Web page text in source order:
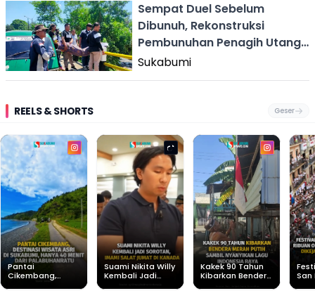
Sempat Duel Sebelum
Dibunuh, Rekonstruksi
Pembunuhan Penagih Utang
di Sukabumi
Sukabumi
REELS & SHORTS Geser
Pantai
Cikembang,
Suami Nikita Willy
Kembali Jadi
Kakek 90 Tahun
Kibarkan Bendera
San